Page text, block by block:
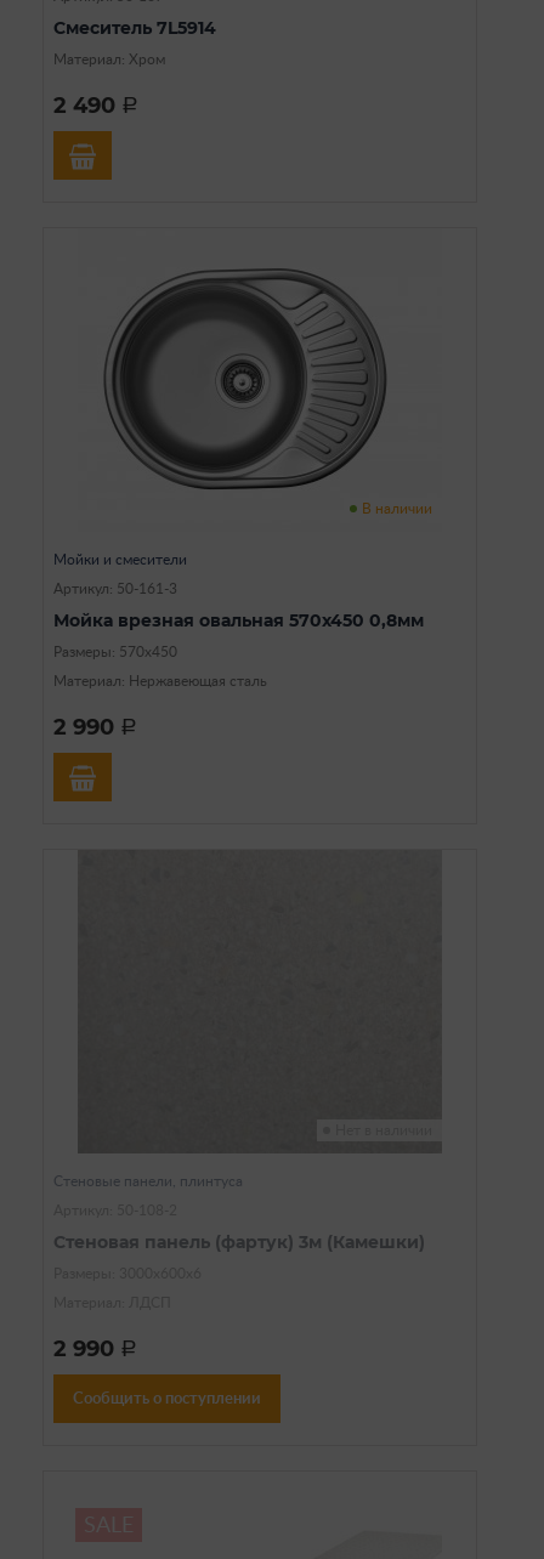
Смеситель 7L5914
Материал: Хром
2 490 a
В наличии
Мойки и смесители
Артикул: 50-161-3
Мойка врезная овальная 570х450 0,8мм
Размеры: 570х450
Материал: Нержавеющая сталь
2 990 a
Стеновые панели, плинтуса
Стеновая панель (фартук) 3м (Камешки)
2 990 a
Сообщить о поступлении